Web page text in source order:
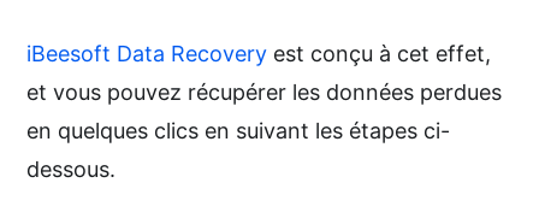
iBeesoft Data Recovery est conçu à cet effet,
et vous pouvez récupérer les données perdues
en quelques clics en suivant les étapes ci-
dessous.